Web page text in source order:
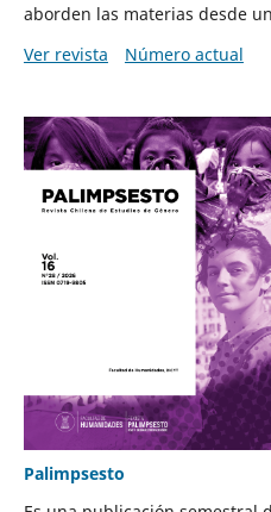
aborden las materias desde
Ver revista
Número actual
Palimpsesto